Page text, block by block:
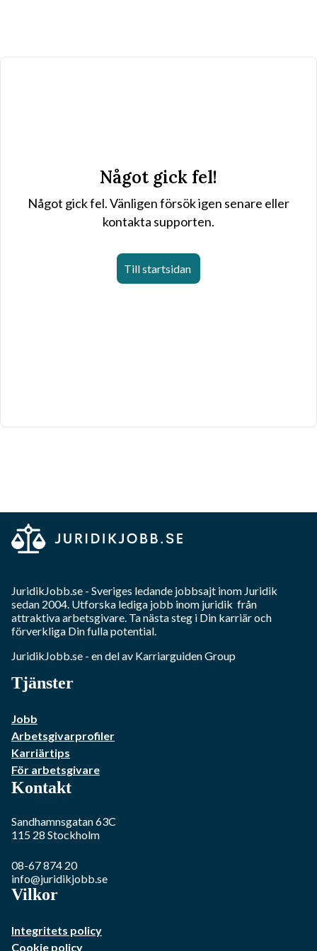
Något gick fel!
Något gick fel. Vänligen försök igen senare eller
kontakta supporten.
Till startsidan
JuridikJobb.se - Sveriges ledande jobbsajt inom Juridik
sedan 2004. Utforska lediga jobb inom juridik från
attraktiva arbetsgivare. Ta nästa steg i Din karriär och
förverkliga Din fulla potential.
JuridikJobb.se - en del av Karriarguiden Group
Tjänster
Jobb
Arbetsgivarprofiler
Karriärtips
För arbetsgivare
Kontakt
Sandhamnsgatan 63C
115 28 Stockholm
08-67 874 20
info@juridikjobb.se
Vilkor
Integritets policy
Cookie policy